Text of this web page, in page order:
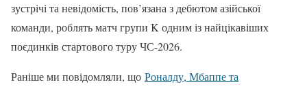
зустрічі та невідомість, пов’язана з дебютом азійської
команди, роблять матч групи K одним із найцікавіших
поєдинків стартового туру ЧС-2026.
Раніше ми повідомляли, що Роналду, Мбаппе та